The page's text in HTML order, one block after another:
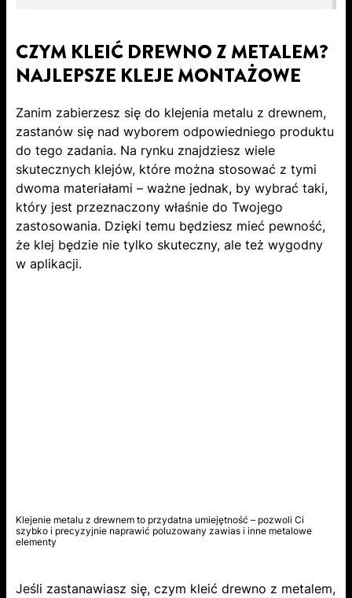
CZYM KLEIĆ DREWNO Z METALEM?
NAJLEPSZE KLEJE MONTAŻOWE
Zanim zabierzesz się do klejenia metalu z drewnem,
zastanów się nad wyborem odpowiedniego produktu
do tego zadania. Na rynku znajdziesz wiele
skutecznych klejów, które można stosować z tymi
dwoma materiałami – ważne jednak, by wybrać taki,
który jest przeznaczony właśnie do Twojego
zastosowania. Dzięki temu będziesz mieć pewność,
że klej będzie nie tylko skuteczny, ale też wygodny
w aplikacji.
Klejenie metalu z drewnem to przydatna umiejętność – pozwoli Ci
szybko i precyzyjnie naprawić poluzowany zawias i inne metalowe
elementy
Jeśli zastanawiasz się, czym kleić drewno z metalem,